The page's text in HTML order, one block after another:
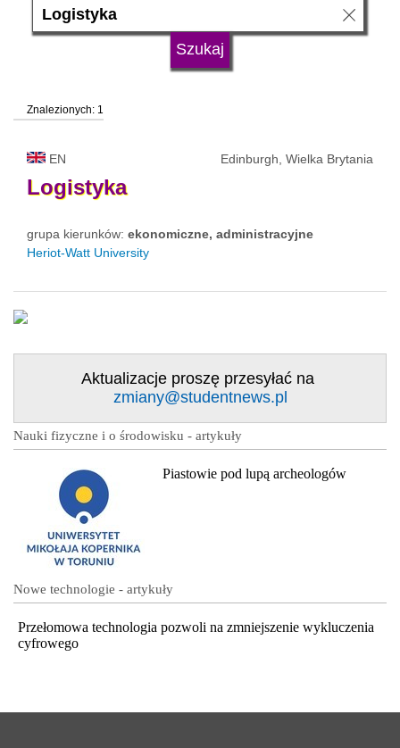
status uczelni
Znalezionych: 1
EN Edinburgh, Wielka Brytania
Logistyka
grupa kierunków: ekonomiczne, administracyjne
Heriot-Watt University
Aktualizacje proszę przesyłać na
zmiany@studentnews.pl
Nauki fizyczne i o środowisku - artykuły
Piastowie pod lupą archeologów
Nowe technologie - artykuły
Przełomowa technologia pozwoli na zmniejszenie wykluczenia
cyfrowego